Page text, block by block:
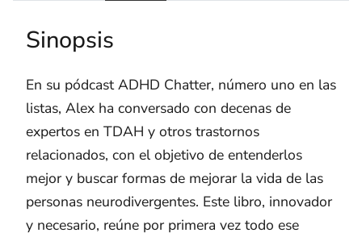
Sinopsis
En su pódcast ADHD Chatter, número uno en las
listas, Alex ha conversado con decenas de
expertos en TDAH y otros trastornos
relacionados, con el objetivo de entenderlos
mejor y buscar formas de mejorar la vida de las
personas neurodivergentes. Este libro, innovador
y necesario, reúne por primera vez todo ese